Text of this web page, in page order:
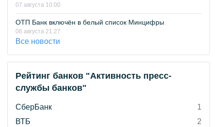
07 августа 10:00
ОТП Банк включён в белый список Минцифры
06 августа 21:27
Все новости
Рейтинг банков "Активность пресс-
службы банков"
СберБанк
1
ВТБ
2